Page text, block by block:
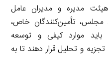
هیئت مدیره و مدیران عامل
مجلس، تأمین‌کنندگان خاص،
باید موارد کیفی و توسعه
و تحلیل قرار دهند تا به